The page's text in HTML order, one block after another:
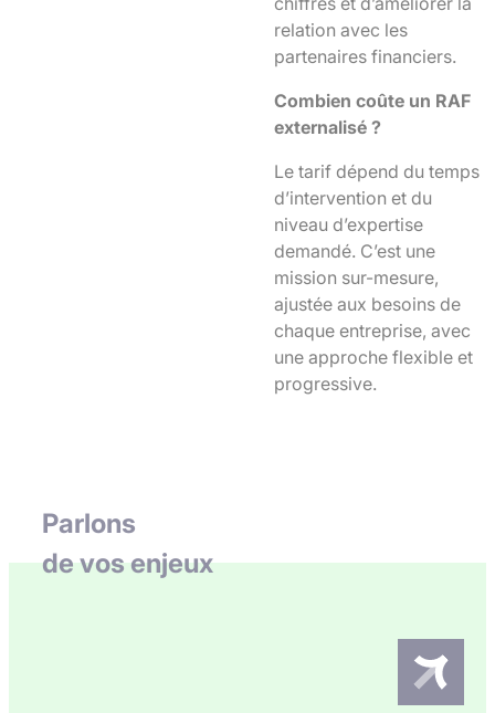
relation avec les
partenaires financiers.
Combien coûte un RAF
externalisé ?
Le tarif dépend du temps
d’intervention et du
niveau d’expertise
demandé. C’est une
mission sur-mesure,
ajustée aux besoins de
chaque entreprise, avec
une approche flexible et
progressive.
Parlons
de vos enjeux